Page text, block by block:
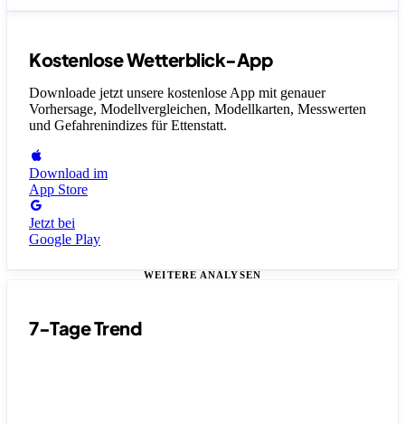
Kostenlose Wetterblick-App
Downloade jetzt unsere kostenlose App mit genauer
Vorhersage, Modellvergleichen, Modellkarten, Messwerten
und Gefahrenindizes für Ettenstatt.
Download im
App Store
Jetzt bei
Google Play
WEITERE ANALYSEN
7-Tage Trend